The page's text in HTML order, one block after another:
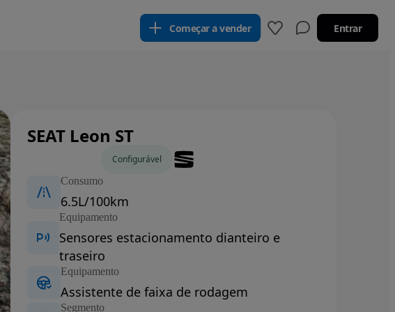
Começar a vender Entrar
SEAT Leon ST
Configurável
Consumo
6.5L/100km
Equipamento
Sensores estacionamento dianteiro e
traseiro
Equipamento
Assistente de faixa de rodagem
Segmento